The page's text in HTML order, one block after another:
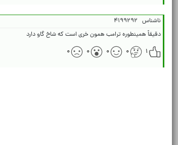
ناشناس ۴۱۹۹۲۹۲
دقیقاً همینطوره ترامب همون خری است که شاخ گاو دارد
۱
۰ ۰ ۰ ۰